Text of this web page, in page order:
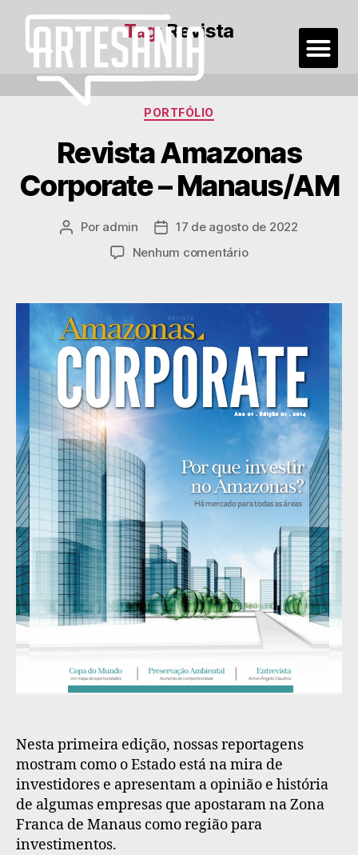
Tag:Revista
PORTFÓLIO
Revista Amazonas
Corporate – Manaus/AM
Por admin
17 de agosto de 2022
Nenhum comentário
Nesta primeira edição, nossas reportagens
mostram como o Estado está na mira de
investidores e apresentam a opinião e história
de algumas empresas que apostaram na Zona
Franca de Manaus como região para
investimentos.